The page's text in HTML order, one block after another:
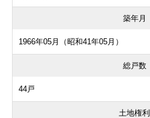
築年月
1966年05月（昭和41年05月）
総戸数
44戸
土地権利